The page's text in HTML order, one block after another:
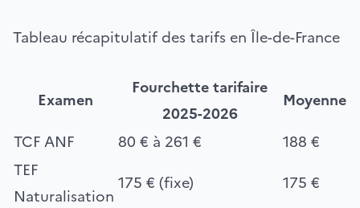
Tableau récapitulatif des tarifs en Île-de-France
Examen
Fourchette tarifaire
2025-2026
Moyenne
TCF ANF
80 € à 261 €
188 €
TEF
Naturalisation
175 € (fixe) 175 €